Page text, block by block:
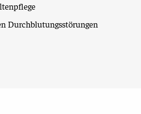
Durchblutungsstörungen